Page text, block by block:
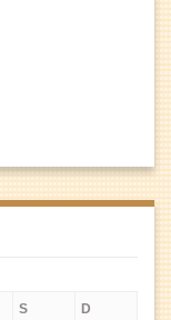
S D